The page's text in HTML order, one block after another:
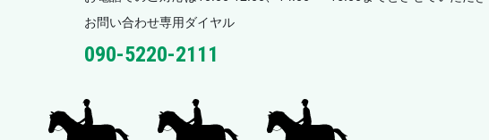
お問い合わせ専用ダイヤル
090-5220-2111